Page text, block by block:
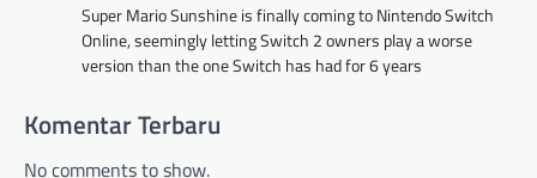
Super Mario Sunshine is finally coming to Nintendo Switch
Online, seemingly letting Switch 2 owners play a worse
version than the one Switch has had for 6 years
Komentar Terbaru
No comments to show.